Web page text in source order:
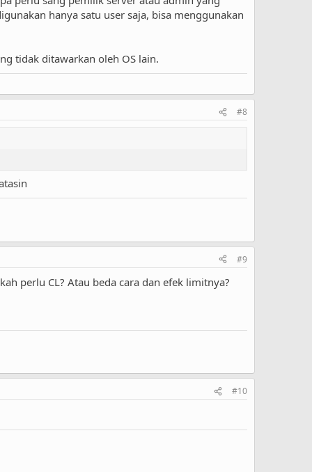
hanya satu user saja, bisa menggunakan
tidak ditawarkan oleh OS lain.
#8
#9
perlu CL? Atau beda cara dan efek limitnya?
#10